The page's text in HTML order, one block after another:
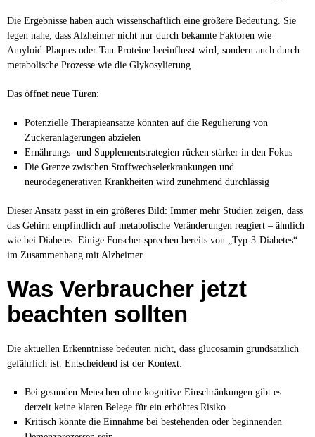
Die Ergebnisse haben auch wissenschaftlich eine größere Bedeutung. Sie
legen nahe, dass Alzheimer nicht nur durch bekannte Faktoren wie
Amyloid-Plaques oder Tau-Proteine beeinflusst wird, sondern auch durch
metabolische Prozesse wie die Glykosylierung.
Das öffnet neue Türen:
Potenzielle Therapieansätze könnten auf die Regulierung von
Zuckeranlagerungen abzielen
Ernährungs- und Supplementstrategien rücken stärker in den Fokus
Die Grenze zwischen Stoffwechselerkrankungen und
neurodegenerativen Krankheiten wird zunehmend durchlässig
Dieser Ansatz passt in ein größeres Bild: Immer mehr Studien zeigen, dass
das Gehirn empfindlich auf metabolische Veränderungen reagiert – ähnlich
wie bei Diabetes. Einige Forscher sprechen bereits von „Typ-3-Diabetes“
im Zusammenhang mit Alzheimer.
Was Verbraucher jetzt
beachten sollten
Die aktuellen Erkenntnisse bedeuten nicht, dass glucosamin grundsätzlich
gefährlich ist. Entscheidend ist der Kontext:
Bei gesunden Menschen ohne kognitive Einschränkungen gibt es
derzeit keine klaren Belege für ein erhöhtes Risiko
Kritisch könnte die Einnahme bei bestehenden oder beginnenden